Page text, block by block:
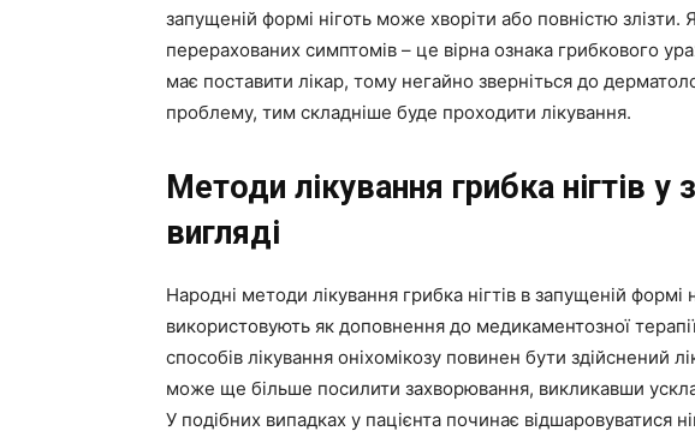
запущеній формі ніготь може хворіти або повністю
перерахованих симптомів – це вірна ознака грибкового
має поставити лікар, тому негайно зверніться до
проблему, тим складніше буде проходити лікування.
Методи лікування грибка нігтів
вигляді
Народні методи лікування грибка нігтів в запущеній
використовують як доповнення до медикаментозної
способів лікування оніхомікозу повинен бути здійснений
може ще більше посилити захворювання, викликавши
У подібних випадках у пацієнта починає відшаровуватися